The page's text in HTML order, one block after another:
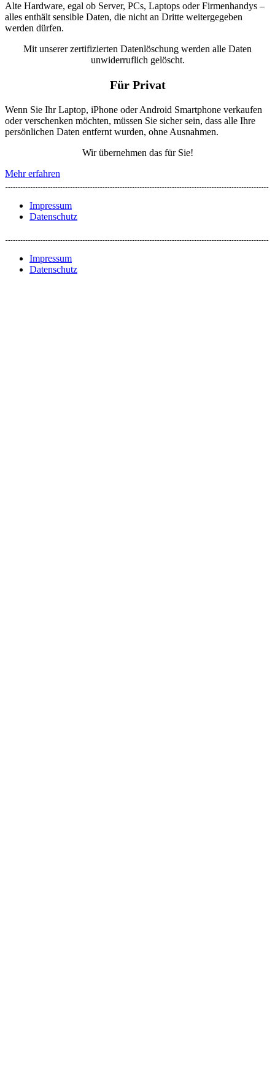
Alte Hardware, egal ob Server, PCs, Laptops oder Firmenhandys –
alles enthält sensible Daten, die nicht an Dritte weitergegeben
werden dürfen.
Mit unserer zertifizierten Datenlöschung werden alle Daten
unwiderruflich gelöscht.
Für Privat
Wenn Sie Ihr Laptop, iPhone oder Android Smartphone verkaufen
oder verschenken möchten, müssen Sie sicher sein, dass alle Ihre
persönlichen Daten entfernt wurden, ohne Ausnahmen.
Wir übernehmen das für Sie!
Mehr erfahren
Impressum
Datenschutz
Impressum
Datenschutz